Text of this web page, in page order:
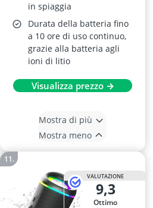
in spiaggia
Durata della batteria fino
a 10 ore di uso continuo,
grazie alla batteria agli
ioni di litio
Visualizza prezzo →
Mostra di più
Mostra meno
VALUTAZIONE
9,3
Ottimo